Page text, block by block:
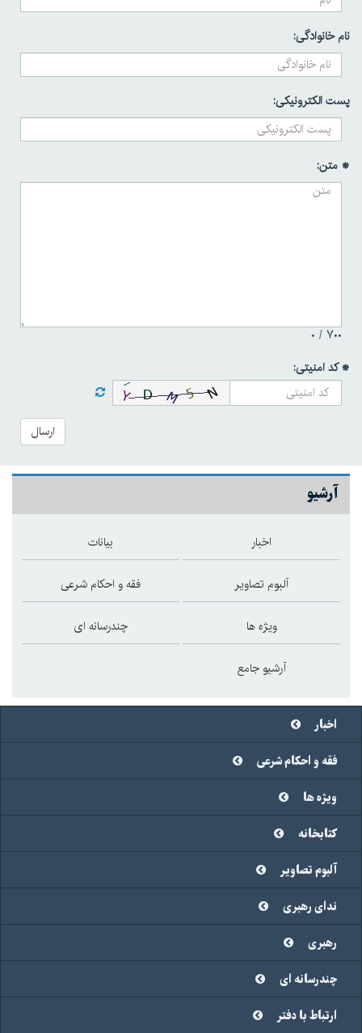
نام خانوادگی:
پست الکترونیکی:
* متن:
۷۰۰ /
۰
* کد امنیتی:
ارسال
آرشیو
اخبار بیانات
آلبوم تصاویر فقه و احکام شرعی
ویژه ها چندرسانه ای
آرشیو جامع
اخبار
فقه و احکام شرعی
ویژه ها
کتابخانه
آلبوم تصاویر
ندای رهبری
رهبری
چندرسانه ای
ارتباط با دفتر